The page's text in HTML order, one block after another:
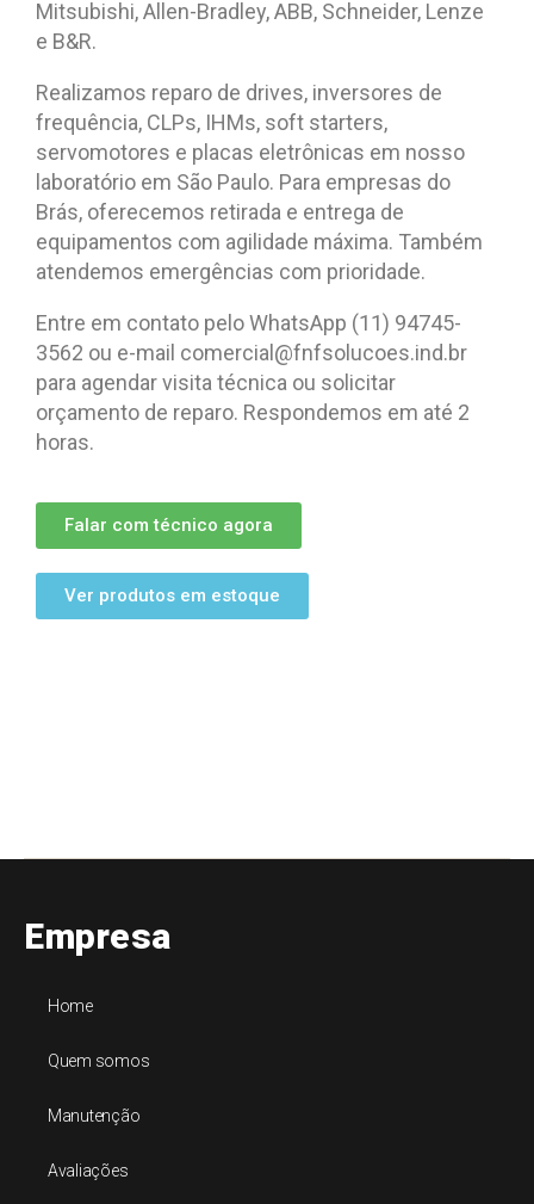
Mitsubishi, Allen-Bradley, ABB, Schneider, Lenze
e B&R.
Realizamos reparo de drives, inversores de
frequência, CLPs, IHMs, soft starters,
servomotores e placas eletrônicas em nosso
laboratório em São Paulo. Para empresas do
Brás, oferecemos retirada e entrega de
equipamentos com agilidade máxima. Também
atendemos emergências com prioridade.
Entre em contato pelo WhatsApp (11) 94745-
3562 ou e-mail comercial@fnfsolucoes.ind.br
para agendar visita técnica ou solicitar
orçamento de reparo. Respondemos em até 2
horas.
Falar com técnico agora
Ver produtos em estoque
Empresa
Home
Quem somos
Manutenção
Avaliações